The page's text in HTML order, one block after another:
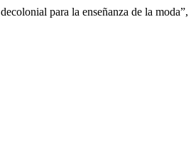
para la enseñanza de la moda”,